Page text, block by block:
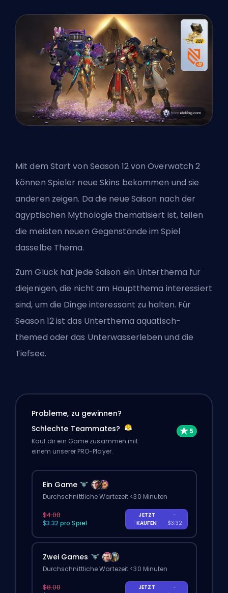
Mit dem Start von Season 12 von Overwatch 2
können Spieler neue Skins bekommen und sie
anderen zeigen. Da die neue Saison nach der
ägyptischen Mythologie thematisiert ist, teilen
die meisten neuen Gegenstände im Spiel
dasselbe Thema.
Zum Glück hat jede Saison ein Unterthema für
diejenigen, die nicht am Hauptthema interessiert
sind, um die Dinge interessant zu halten. Für
Season 12 ist das Unterthema aquatisch-
themed oder das Unterwasserleben und die
Tiefsee.
Probleme, zu gewinnen?
Schlechte Teammates?
Kauf dir ein Game zusammen mit
einem unserer PRO-Player.
Ein Game
Durchschnittliche Wartezeit <30 Minuten
$4.00
$3.32 pro Spiel
JETZT
KAUFEN
-
$3.32
Zwei Games
Durchschnittliche Wartezeit <30 Minuten
$8.00
JETZT
-